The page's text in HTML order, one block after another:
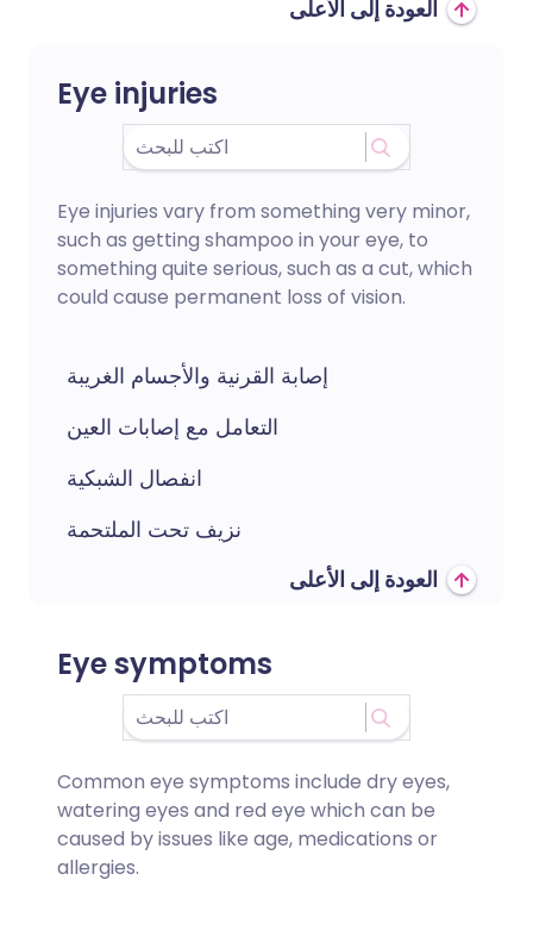
العودة إلى الأعلى
Eye injuries
Eye injuries vary from something very minor,
such as getting shampoo in your eye, to
something quite serious, such as a cut, which
could cause permanent loss of vision.
إصابة القرنية والأجسام الغريبة
التعامل مع إصابات العين
انفصال الشبكية
نزيف تحت الملتحمة
العودة إلى الأعلى
Eye symptoms
Common eye symptoms include dry eyes,
watering eyes and red eye which can be
caused by issues like age, medications or
allergies.